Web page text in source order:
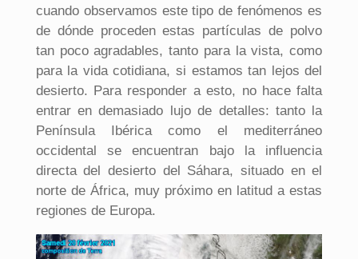
cuando observamos este tipo de fenómenos es
de dónde proceden estas partículas de polvo
tan poco agradables, tanto para la vista, como
para la vida cotidiana, si estamos tan lejos del
desierto. Para responder a esto, no hace falta
entrar en demasiado lujo de detalles: tanto la
Península Ibérica como el mediterráneo
occidental se encuentran bajo la influencia
directa del desierto del Sáhara, situado en el
norte de África, muy próximo en latitud a estas
regiones de Europa.